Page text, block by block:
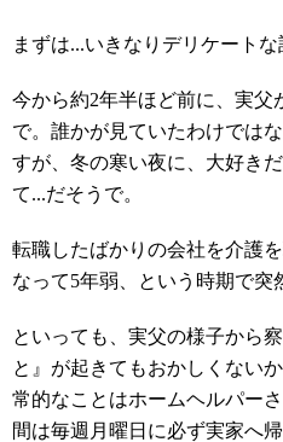
まずは...いきなりデリケートな
今から約2年半ほど前に、実
で。誰かが見ていたわけでは
すが、冬の寒い夜に、大好き
て...だそうで。
転職したばかりの会社を介護
なって5年弱、という時期で突
といっても、実父の様子から
と』が起きてもおかしくない
常的なことはホームヘルパー
間は毎週月曜日に必ず実家へ